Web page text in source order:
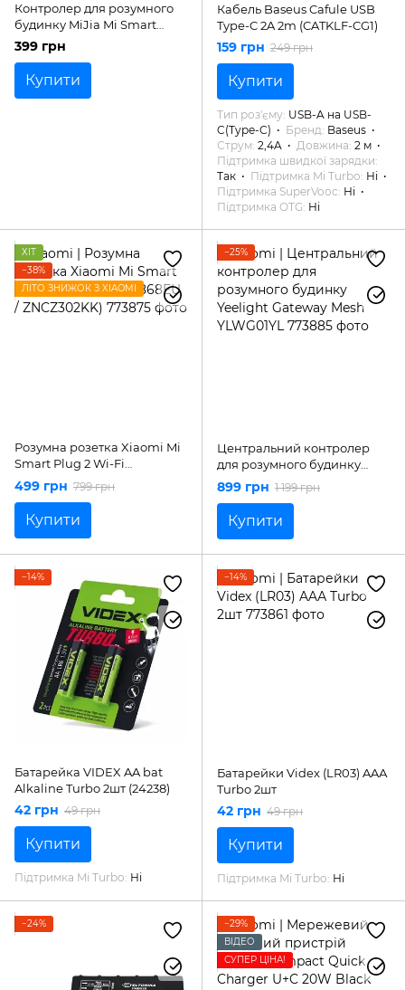
Контролер для розумного
будинку MiJia Mi Smart
Home Wireless Switch
WXKG01LM
399 грн
Купити
Кабель Baseus Cafule USB
Type-C 2A 2m (CATKLF-CG1)
159 грн 249 грн
Купити
Тип роз'єму USB-A на USB-
C(Type-C)
Бренд Baseus
Струм 2,4A Довжина 2 м
Підтримка швидкої зарядки
Так
Підтримка Mi Turbo Ні
Підтримка SuperVooc Ні
Підтримка OTG Ні
ХІТ
−38%
ЛІТО ЗНИЖОК З XIAOMI
Розумна розетка Xiaomi Mi
Smart Plug 2 Wi-Fi
(BHR6868EU / ZNCZ302KK)
499 грн 799 грн
Купити
−25%
Центральний контролер
для розумного будинку
Yeelight Gateway Mesh
YLWG01YL
899 грн 1 199 грн
Купити
−14%
Батарейка VIDEX AA bat
Alkaline Turbo 2шт (24238)
42 грн 49 грн
Купити
Підтримка Mi Turbo Ні
−14%
Батарейки Videx (LR03) AAА
Turbo 2шт
42 грн 49 грн
Купити
Підтримка Mi Turbo Ні
−24%
−29%
ВІДЕО
СУПЕР ЦІНА!